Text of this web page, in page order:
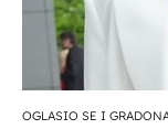
OGLASIO SE I